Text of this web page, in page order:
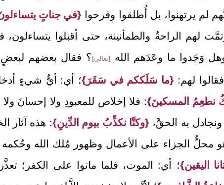
لم يرتهنوا، بل أُطلقوا وفرحوا {في جناتٍ
لهم الراحةُ والطمأنينة، حتى أقبلوا
وَجَدوا ما وعَدَهم الله
[تعالى]؟ فقال بعضهم لبعضٍ
لهم: {ما سَلَككم في سَقَرَ}؛ أي: أيُّ شيءٍ
نطعِمُ المسكينَ}: فلا إخلاص للمعبودِ ولا إحسانَ
به الحقَّ، {وكنَّا نكذِّبُ بيوم الدِّينِ}: هذه آثار
محلُّ الجزاء على الأعمال وظهور مُلك الله وحُكمه
اليقين}؛ أي: الموت، فلما ماتوا على الكفر؛